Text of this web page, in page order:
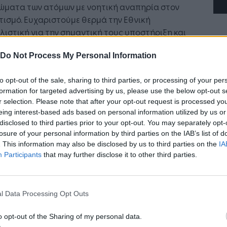
Do Not Process My Personal Information
opt-out of the sale, sharing to third parties, or processing of your
for targeted advertising by us, please use the below opt-out
selection. Please note that after your opt-out request is processed
interest-based ads based on personal information utilized by us
to third parties prior to your opt-out. You may separately
of your personal information by third parties on the IAB’s list of
This information may also be disclosed by us to third parties on the
Participants that may further disclose it to other third parties.
Data Processing Opt Outs
opt-out of the Sharing of my personal data.
των ατόμων με νοητική αναπηρία στον
Ευχαριστούμε θερμά την Εθνική
για την σημαντική τους υποστήριξη και
Hellas, τον κ. Σταύρο Κωνσταντά».
Σύμβουλος της Εθνικής Ασφαλιστικής κ.
Κωνσταντάς δήλωσε: «Στηρίζουμε με
το ευγενές έργο των Special Olympics
Αποτελεί στρατηγική επιλογή και
της Εθνικής Ασφαλιστικής η
ενός «διαρκούς αποτυπώματος», όσον
στην Εταιρική Κοινωνική Ευθύνη. Πάντα
.